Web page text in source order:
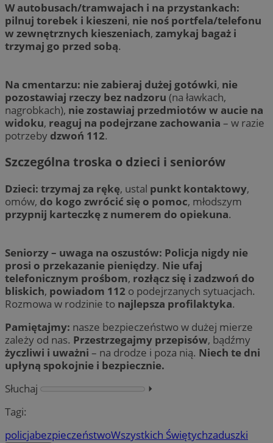
W autobusach/tramwajach i na przystankach:
pilnuj torebek i kieszeni, nie noś portfela/telefonu
w zewnętrznych kieszeniach, zamykaj bagaż i
trzymaj go przed sobą.
Na cmentarzu: nie zabieraj dużej gotówki, nie
pozostawiaj rzeczy bez nadzoru (na ławkach,
nagrobkach), nie zostawiaj przedmiotów w aucie na
widoku, reaguj na podejrzane zachowania – w razie
potrzeby dzwoń 112.
Szczególna troska o dzieci i seniorów
Dzieci: trzymaj za rękę, ustal punkt kontaktowy,
omów, do kogo zwrócić się o pomoc, młodszym
przypnij karteczkę z numerem do opiekuna.
Seniorzy – uwaga na oszustów: Policja nigdy nie
prosi o przekazanie pieniędzy. Nie ufaj
telefonicznym prośbom, rozłącz się i zadzwoń do
bliskich, powiadom 112 o podejrzanych sytuacjach.
Rozmowa w rodzinie to najlepsza profilaktyka.
Pamiętajmy: nasze bezpieczeństwo w dużej mierze
zależy od nas. Przestrzegajmy przepisów, bądźmy
życzliwi i uważni – na drodze i poza nią. Niech te dni
upłyną spokojnie i bezpiecznie.
Słuchaj
⏵︎
Tagi:
policjabezpieczeństwoWszystkich Świętychzaduszki